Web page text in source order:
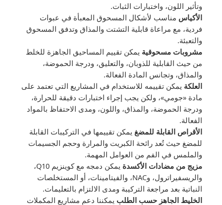
وتأثير اللون، واختبارات الثبات.
الأكياس مناسب لأشكال المسحوق المعبأة في عبوات
فردية، مع مراعاة قابلية التشتت والمذاق وتدفق المسحوق
والتعبئة.
مشروبات مسحوقية يمكن تقييم المساحيق الجاهزة للخلط
من حيث القابلية للذوبان، والتعليق، ودرجة الحموضة،
والمذاق، وتجانس المادة الفعالة.
العلكة يمكن تقييمه للاستخدام في المشاريع التي تعتمد على
مادة «جومي»، ولكن يجب إجراء اختبارات دقيقة للحرارة،
ودرجة الحموضة، والمذاق، واللون، ومدى الاحتفاظ بالمواد
الفعالة.
الأقراص القابلة للمضغ يمكن تقييمها في التركيبات القابلة
للمضغ حيث تُعد رائحة الكبريت والمرارة وحجم الجسيمات
والملمس في الفم من العوامل المهمة.
مزيج من مضادات الأكسدة
يمكن دمجه مع كوينزيم Q10،
والريسفيراترول، وNAC، والفيتامينات، أو المستخلصات
النباتية بعد مراجعة التركيبة ومدى الالتزام بالتعليمات.
الخليط الجاهز حسب الطلب يمكننا دعم مشاريع المكملات